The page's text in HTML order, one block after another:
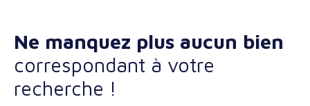
Ne manquez plus aucun bien
correspondant à votre
recherche !